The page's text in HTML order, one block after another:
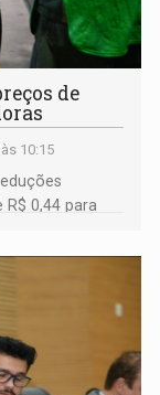
de
10:15
R$ 0,44 para